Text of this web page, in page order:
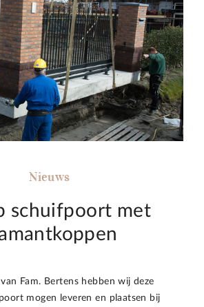
Nieuws
schuifpoort met
Fam. Bertens hebben wij deze
mogen leveren en plaatsen bij